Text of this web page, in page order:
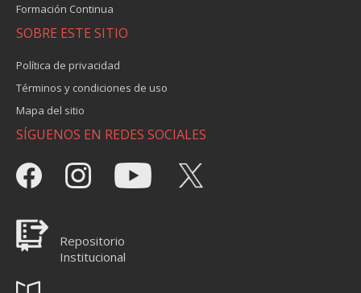
Formación Continua
SOBRE ESTE SITIO
Política de privacidad
Términos y condiciones de uso
Mapa del sitio
SÍGUENOS EN REDES SOCIALES
Repositorio
Institucional